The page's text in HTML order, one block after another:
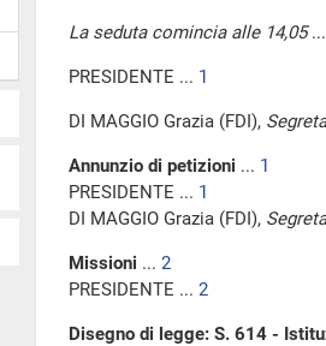
La seduta comincia alle 14,05...
PRESIDENTE ... 1
DI MAGGIO Grazia (FDI),
Annunzio di petizioni ... 1
PRESIDENTE ... 1
DI MAGGIO Grazia (FDI),
Missioni ... 2
PRESIDENTE ... 2
Disegno di legge: S. 614 -